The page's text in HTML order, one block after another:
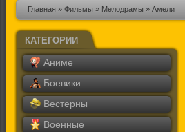
Главная » Фильмы » Мелодрамы » Амели
КАТЕГОРИИ
Аниме
Боевики
Вестерны
Военные